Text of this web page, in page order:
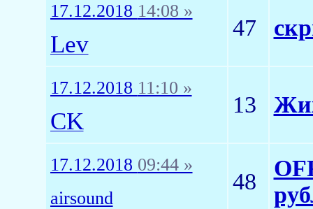
17.12.2018 14:08 »
Lev
47
17.12.2018 11:10 »
CK
13
17.12.2018 09:44 »
airsound
48